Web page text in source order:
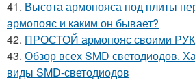
41. Высота армопояса под плиты
армопояс и каким он бывает?
42. ПРОСТОЙ армопояс своими
43. Обзор всех SMD светодиодов.
виды SMD-светодиодов